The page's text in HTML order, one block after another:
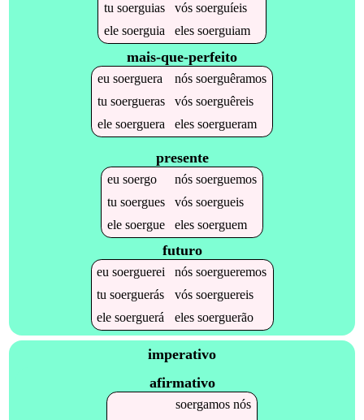
tu soerguias vós soerguíeis
ele soerguia eles soerguiam
mais-que-perfeito
eu soerguera nós soerguêramos
tu soergueras vós soerguêreis
ele soerguera eles soergueram
presente
eu soergo nós soerguemos
tu soergues vós soergueis
ele soergue eles soerguem
futuro
eusoerguerei nóssoergueremos
tusoerguerás vóssoerguereis
elesoerguerá elessoerguerão
imperativo
afirmativo
soergamosnós